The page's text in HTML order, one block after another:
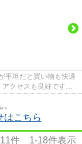
平坦だと買い物も快適
クセスも良好です。2
はこちら
11件 1-18件表示